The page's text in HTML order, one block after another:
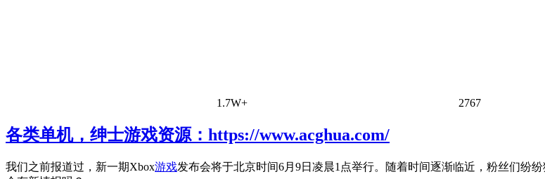
1.7W+ 2767
各类单机，绅士游戏资源：https://www.acghua.com/
我们之前报道过，新一期Xbox游戏发布会将于北京时间6月9日凌晨1点举行。随着时间逐渐临近，粉丝们纷